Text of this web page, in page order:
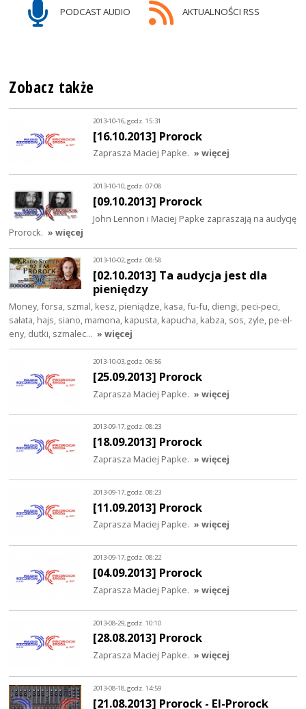
PODCAST AUDIO AKTUALNOŚCI RSS
Zobacz także
2013-10-16, godz. 15:31
[16.10.2013] Prorock
Zaprasza Maciej Papke. » więcej
2013-10-10, godz. 07:08
[09.10.2013] Prorock
John Lennon i Maciej Papke zapraszają na audycję
Prorock. » więcej
2013-10-02, godz. 08:58
[02.10.2013] Ta audycja jest dla
pieniędzy
Money, forsa, szmal, kesz, pieniądze, kasa, fu-fu, diengi, peci-peci,
sałata, hajs, siano, mamona, kapusta, kapucha, kabza, sos, zyle, pe-el-
eny, dutki, szmalec… » więcej
2013-10-03, godz. 06:56
[25.09.2013] Prorock
Zaprasza Maciej Papke. » więcej
2013-09-17, godz. 08:23
[18.09.2013] Prorock
Zaprasza Maciej Papke. » więcej
2013-09-17, godz. 08:23
[11.09.2013] Prorock
Zaprasza Maciej Papke. » więcej
2013-09-17, godz. 08:22
[04.09.2013] Prorock
Zaprasza Maciej Papke. » więcej
2013-08-29, godz. 10:10
[28.08.2013] Prorock
Zaprasza Maciej Papke. » więcej
2013-08-18, godz. 14:59
[21.08.2013] Prorock - El-Prorock